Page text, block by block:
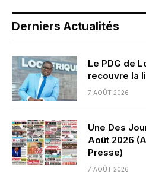
Derniers Actualités
Le PDG de
recouvre la
7 AOÛT 2026
Une Des
Août 2026
Presse)
7 AOÛT 2026